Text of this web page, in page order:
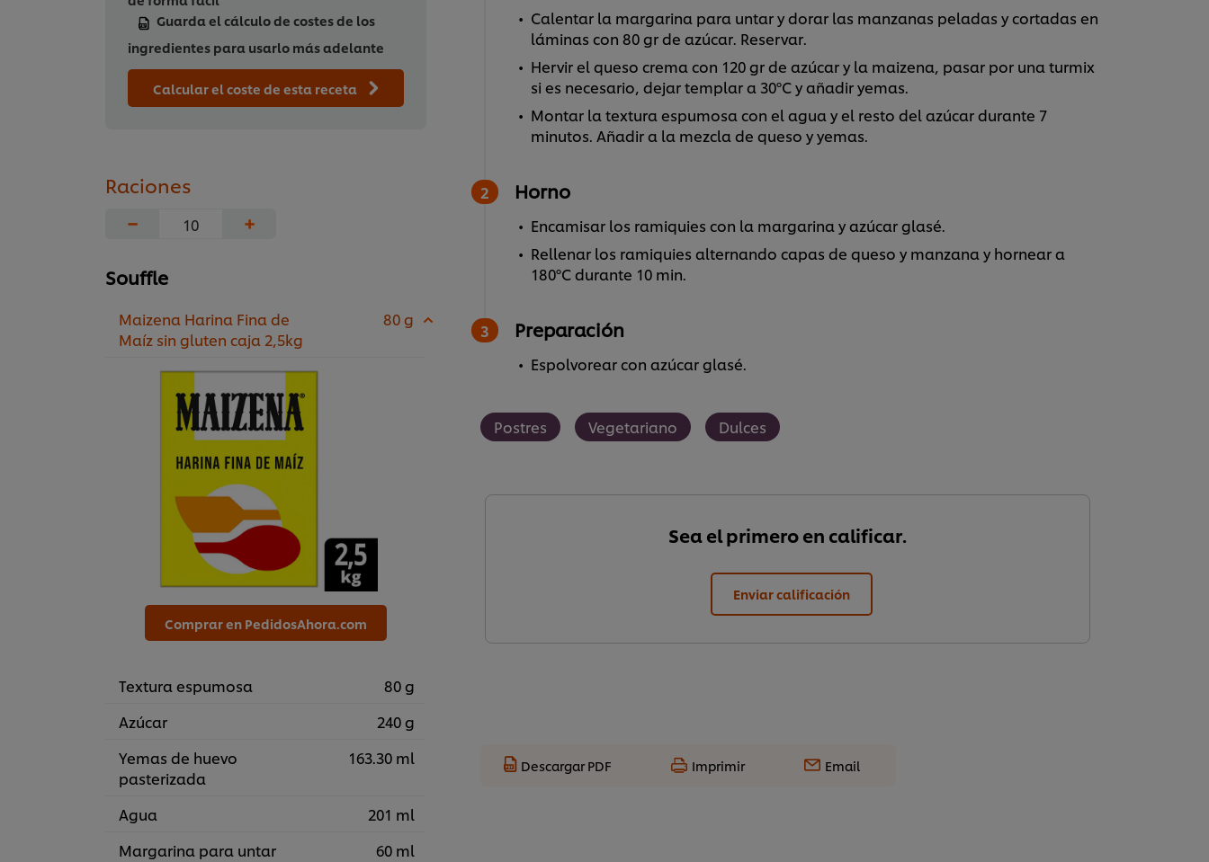
Guarda el cálculo de costes de los
ingredientes para usarlo más adelante
Calcular el coste de esta receta
Raciones
−
+
Souffle
Maizena Harina Fina de
Maíz sin gluten caja 2,5kg
80 g
Comprar en PedidosAhora.com
Textura espumosa
80 g
Azúcar
240 g
Yemas de huevo
pasterizada
163.30 ml
Agua
201 ml
Margarina para untar
60 ml
Calentar la margarina para untar y dorar las manzanas peladas y cortadas en
láminas con 80 gr de azúcar. Reservar.
Hervir el queso crema con 120 gr de azúcar y la maizena, pasar por una turmix
si es necesario, dejar templar a 30ºC y añadir yemas.
Montar la textura espumosa con el agua y el resto del azúcar durante 7
minutos. Añadir a la mezcla de queso y yemas.
Horno
Encamisar los ramiquies con la margarina y azúcar glasé.
Rellenar los ramiquies alternando capas de queso y manzana y hornear a
180ºC durante 10 min.
Preparación
Espolvorear con azúcar glasé.
Postres Vegetariano Dulces
Sea el primero en calificar.
Enviar calificación
Descargar PDF Imprimir Email